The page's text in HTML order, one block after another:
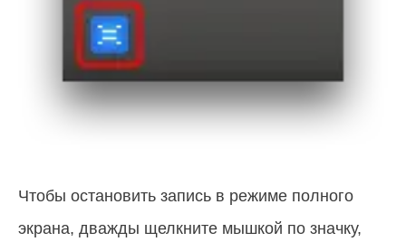
Чтобы остановить запись в режиме полного
экрана, дважды щелкните мышкой по значку,